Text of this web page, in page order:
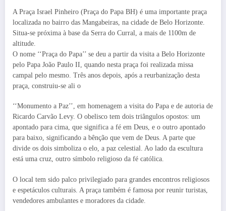
A Praça Israel Pinheiro (Praça do Papa BH) é uma importante praça
localizada no bairro das Mangabeiras, na cidade de Belo Horizonte.
Situa-se próxima à base da Serra do Curral, a mais de 1100m de
altitude.
O nome ‘‘Praça do Papa’’ se deu a partir da visita a Belo Horizonte
pelo Papa João Paulo II, quando nesta praça foi realizada missa
campal pelo mesmo. Três anos depois, após a reurbanização desta
praça, construiu-se ali o
‘‘Monumento a Paz’’, em homenagem a visita do Papa e de autoria de
Ricardo Carvão Levy. O obelisco tem dois triângulos opostos: um
apontado para cima, que significa a fé em Deus, e o outro apontado
para baixo, significando a bênção que vem de Deus. A parte que
divide os dois simboliza o elo, a paz celestial. Ao lado da escultura
está uma cruz, outro símbolo religioso da fé católica.
O local tem sido palco privilegiado para grandes encontros religiosos
e espetáculos culturais. A praça também é famosa por reunir turistas,
vendedores ambulantes e moradores da cidade.